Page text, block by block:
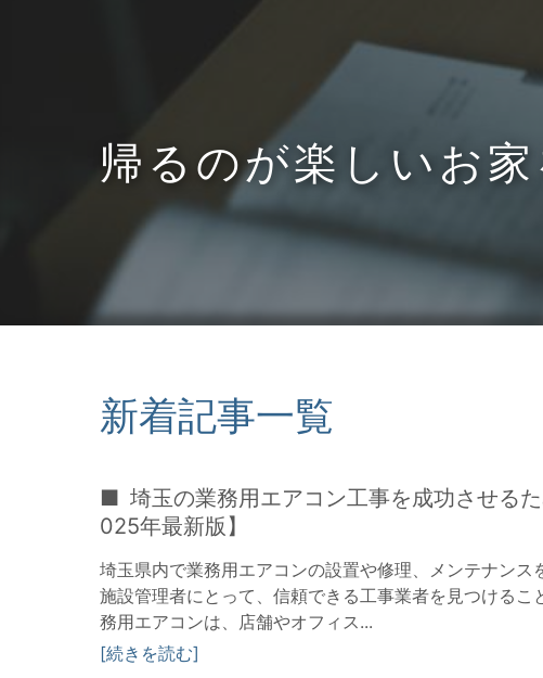
帰るのが楽しいお家
新着記事一覧
埼玉の業務用エアコン工事を成功させる
025年最新版】
埼玉県内で業務用エアコンの設置や修理、メンテナンス
施設管理者にとって、信頼できる工事業者を見つけるこ
務用エアコンは、店舗やオフィス...
続きを読む